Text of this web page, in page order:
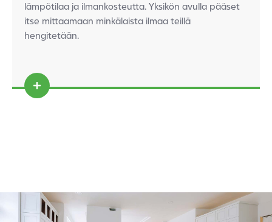
lämpötilaa ja ilmankosteutta. Yksikön avulla pääset
itse mittaamaan minkälaista ilmaa teillä
hengitetään.